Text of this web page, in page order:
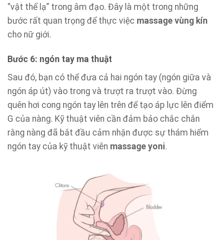
“vật thể lạ” trong âm đạo. Đây là một trong những
bước rất quan trọng để thực việc massage vùng kín
cho nữ giới.
Bước 6: ngón tay ma thuật
Sau đó, bạn có thể đưa cả hai ngón tay (ngón giữa và
ngón áp út) vào trong và trượt ra trượt vào. Đừng
quên hơi cong ngón tay lên trên để tạo áp lực lên điểm
G của nàng. Kỹ thuật viên cần đảm bảo chắc chắn
rằng nàng đã bắt đầu cảm nhận được sự thám hiểm
ngón tay của kỹ thuật viên massage yoni.